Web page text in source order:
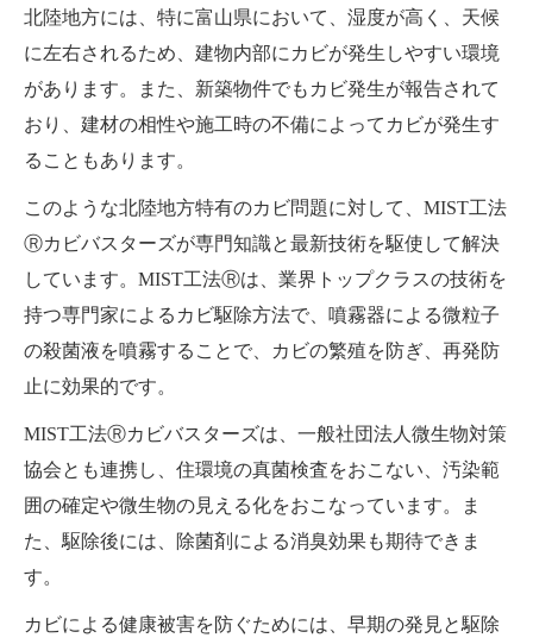
北陸地方には、特に富山県において、湿度が高く、天候
に左右されるため、建物内部にカビが発生しやすい環境
があります。また、新築物件でもカビ発生が報告されて
おり、建材の相性や施工時の不備によってカビが発生す
ることもあります。
このような北陸地方特有のカビ問題に対して、MIST工法
Ⓡカビバスターズが専門知識と最新技術を駆使して解決
しています。MIST工法Ⓡは、業界トップクラスの技術を
持つ専門家によるカビ駆除方法で、噴霧器による微粒子
の殺菌液を噴霧することで、カビの繁殖を防ぎ、再発防
止に効果的です。
MIST工法Ⓡカビバスターズは、一般社団法人微生物対策
協会とも連携し、住環境の真菌検査をおこない、汚染範
囲の確定や微生物の見える化をおこなっています。ま
た、駆除後には、除菌剤による消臭効果も期待できま
す。
カビによる健康被害を防ぐためには、早期の発見と駆除